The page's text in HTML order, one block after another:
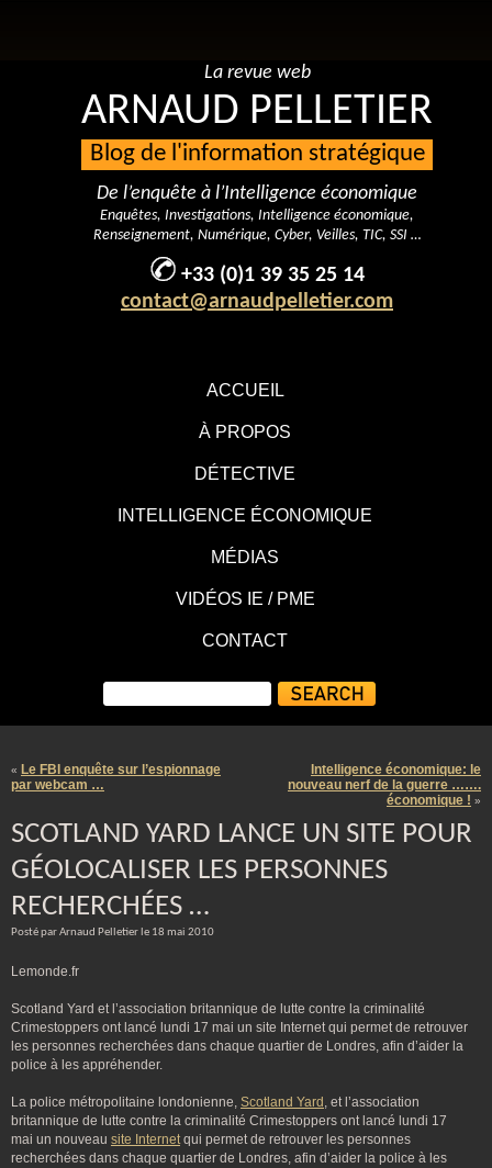
ACCUEIL
À PROPOS
DÉTECTIVE
INTELLIGENCE ÉCONOMIQUE
MÉDIAS
VIDÉOS IE / PME
CONTACT
La revue web
ARNAUD PELLETIER
Blog de l'information stratégique
De l’enquête à l’Intelligence économique
Enquêtes, Investigations, Intelligence économique,
Renseignement, Numérique, Cyber, Veilles, TIC, SSI …
+33 (0)1 39 35 25 14
contact@arnaudpelletier.com
« Le FBI enquête sur l’espionnage
par webcam …
Intelligence économique: le
nouveau nerf de la guerre …….
économique ! »
SCOTLAND YARD LANCE UN SITE POUR
GÉOLOCALISER LES PERSONNES
RECHERCHÉES …
Posté par Arnaud Pelletier le 18 mai 2010
Lemonde.fr
Scotland Yard et l’association britannique de lutte contre la criminalité
Crimestoppers ont lancé lundi 17 mai un site Internet qui permet de retrouver
les personnes recherchées dans chaque quartier de Londres, afin d’aider la
police à les appréhender.
La police métropolitaine londonienne, Scotland Yard , et l’association
britannique de lutte contre la criminalité Crimestoppers ont lancé lundi 17
mai un nouveau site Internetqui permet de retrouver les personnes
recherchées dans chaque quartier de Londres, afin d’aider la police à les